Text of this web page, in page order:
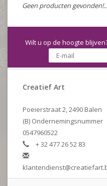
Geen producten
Wilt u op de hoogte
Creatief Art
Poeierstraat 2, 2490 Balen
(B) Ondernemingsnummer
0547960522
+ 32 477 26 52 83